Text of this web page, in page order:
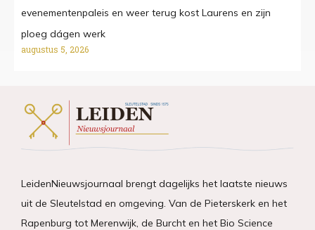
evenementenpaleis en weer terug kost Laurens en zijn
ploeg dágen werk
augustus 5, 2026
LeidenNieuwsjournaal brengt dagelijks het laatste nieuws
uit de Sleutelstad en omgeving. Van de Pieterskerk en het
Rapenburg tot Merenwijk, de Burcht en het Bio Science